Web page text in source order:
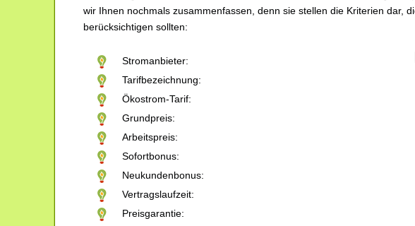
wir Ihnen nochmals zusammenfassen, denn sie stellen die Kriterien dar,
berücksichtigen sollten:
Stromanbieter:
Tarifbezeichnung:
Ökostrom-Tarif:
Grundpreis:
Arbeitspreis:
Sofortbonus:
Neukundenbonus:
Vertragslaufzeit:
Preisgarantie: